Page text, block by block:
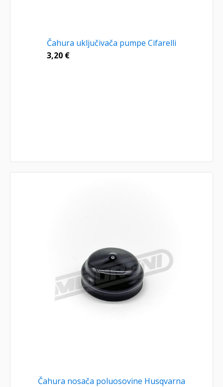
Čahura uključivača pumpe Cifarelli
3,20 €
Čahura nosača poluosovine Husqvarna